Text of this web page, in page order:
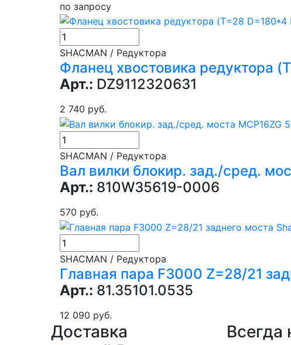
по запросу
SHACMAN / Редуктора
Фланец хвостовика редуктора
Арт.: DZ9112320631
2 740 руб.
SHACMAN / Редуктора
Вал вилки блокир. зад./сред.
Арт.: 810W35619-0006
570 руб.
SHACMAN / Редуктора
Главная пара F3000 Z=28/21
Арт.: 81.35101.0535
12 090 руб.
Доставка
Всегда